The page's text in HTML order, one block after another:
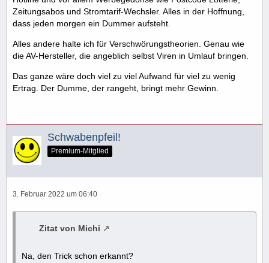
Zeitungsabos und Stromtarif-Wechsler. Alles in der Hoffnung,
dass jeden morgen ein Dummer aufsteht.
Alles andere halte ich für Verschwörungstheorien. Genau wie
die AV-Hersteller, die angeblich selbst Viren in Umlauf bringen.
Das ganze wäre doch viel zu viel Aufwand für viel zu wenig
Ertrag. Der Dumme, der rangeht, bringt mehr Gewinn.
Schwabenpfeil!
Premium-Mitglied
3. Februar 2022 um 06:40
Zitat von Michi
Na, den Trick schon erkannt?